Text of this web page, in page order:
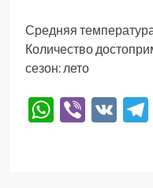
Средняя
Количество
сезон: лето
Viber
VK